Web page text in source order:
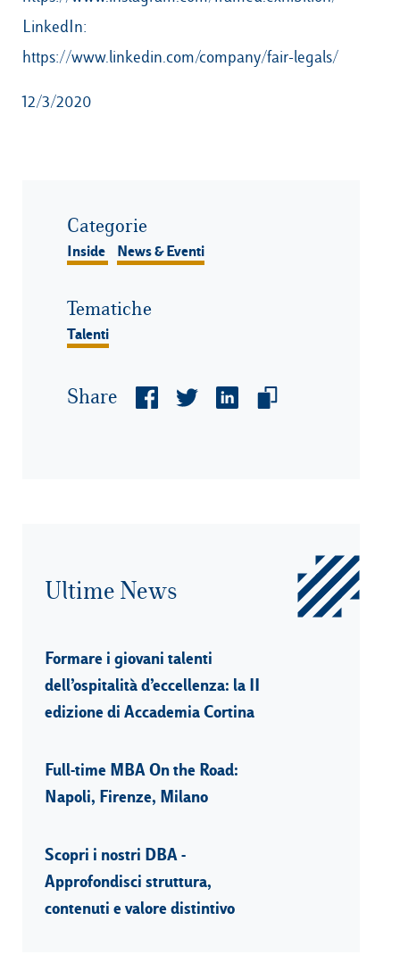
LinkedIn:
https://www.linkedin.com/company/fair-legals/
12/3/2020
Categorie
Inside News & Eventi
Tematiche
Talenti
Share
Ultime News
Formare i giovani talenti
dell’ospitalità d’eccellenza: la II
edizione di Accademia Cortina
Full-time MBA On the Road:
Napoli, Firenze, Milano
Scopri i nostri DBA -
Approfondisci struttura,
contenuti e valore distintivo